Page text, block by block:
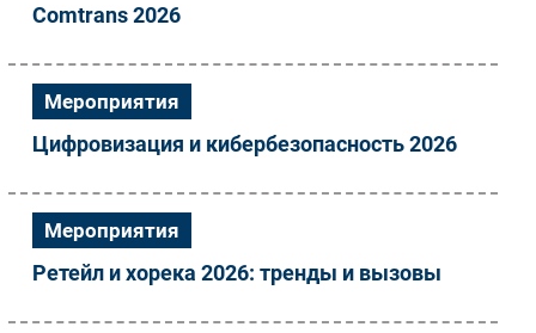
Comtrans 2026
Мероприятия
Цифровизация и кибербезопасность 2026
Мероприятия
Ретейл и хорека 2026: тренды и вызовы